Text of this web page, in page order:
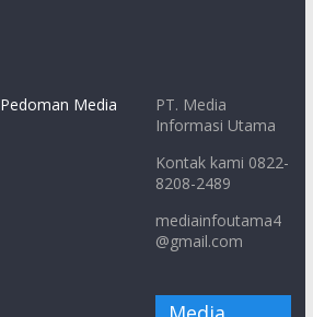
Pedoman Media
PT. Media
Informasi Utama
Kontak kami 0822-
8208-2489
mediainfoutama4
@gmail.com